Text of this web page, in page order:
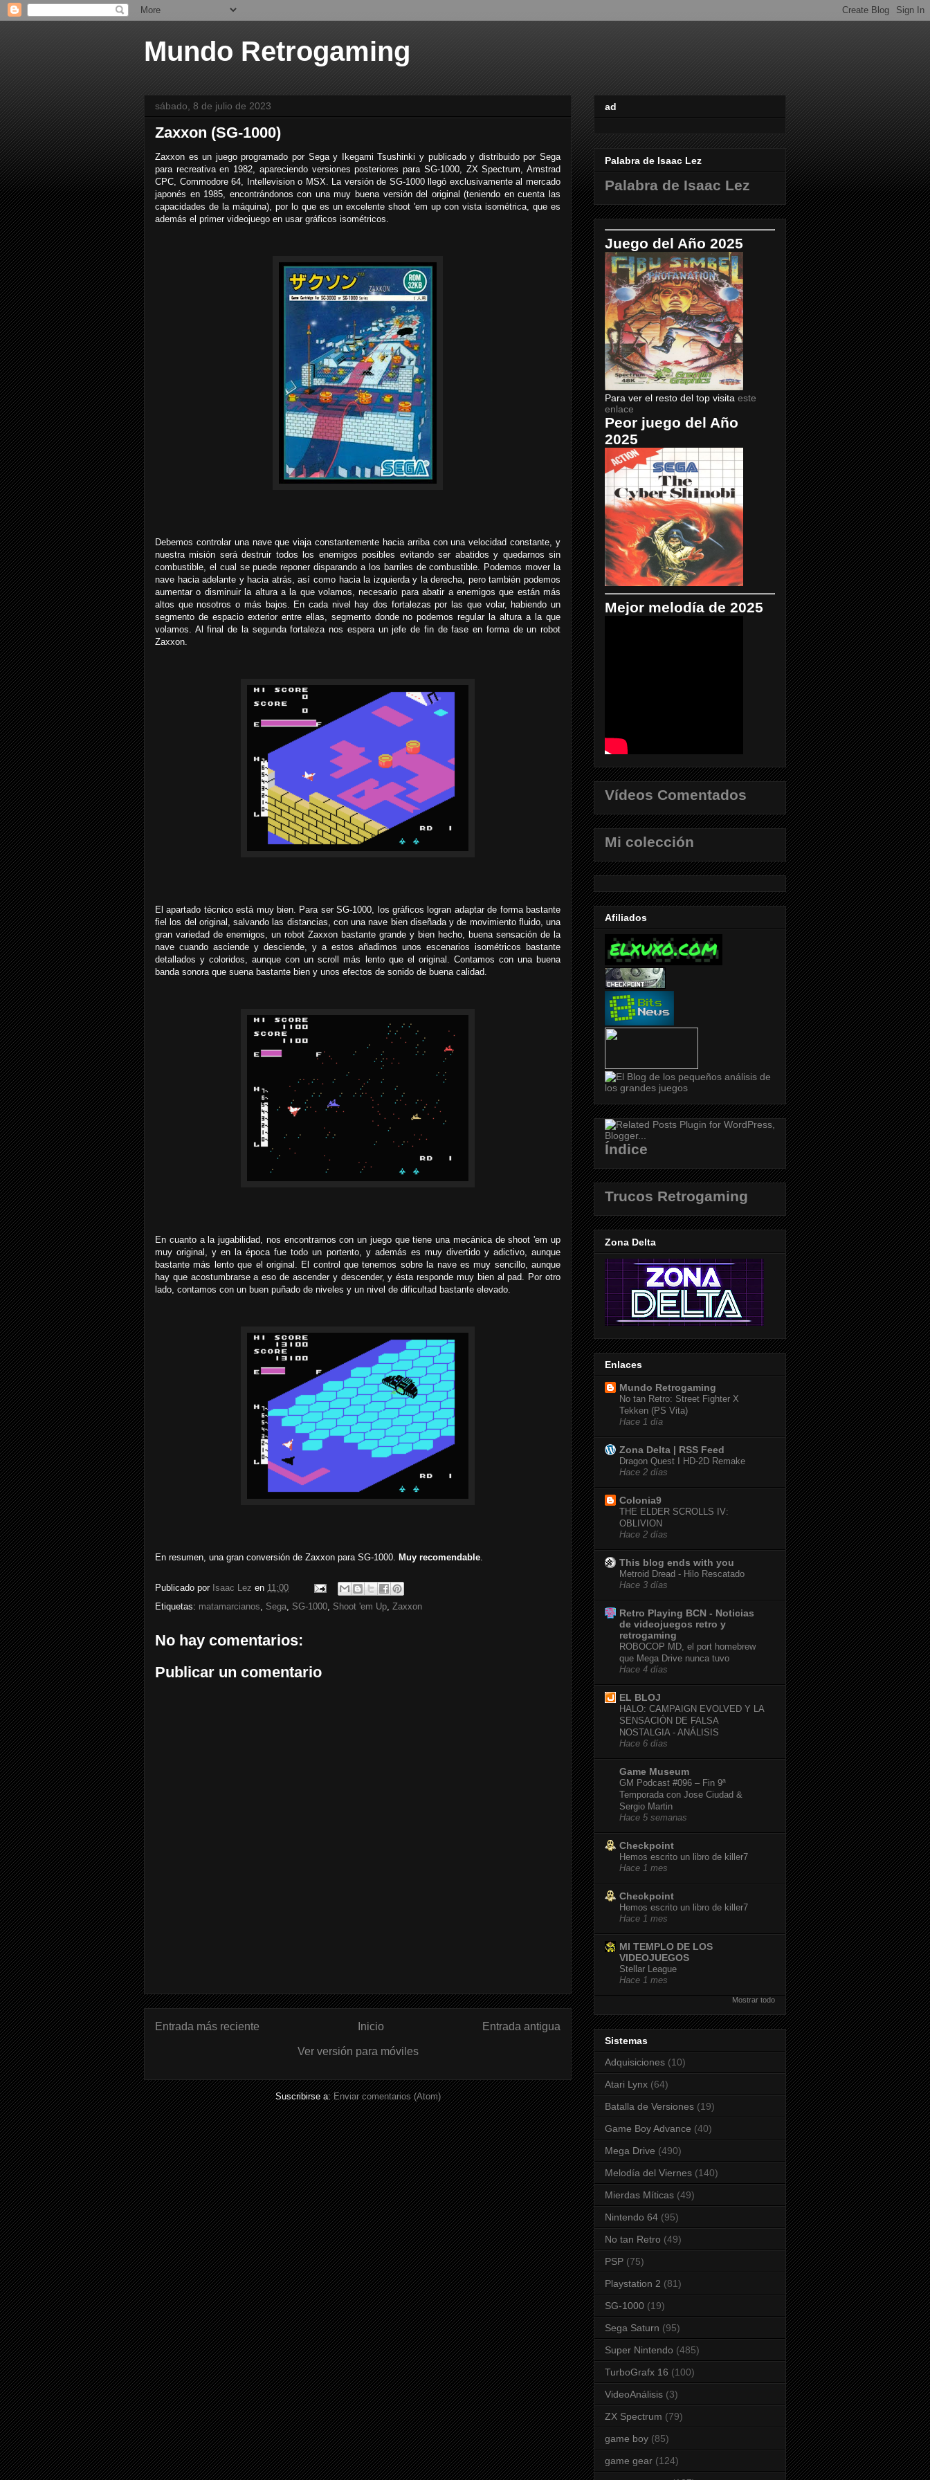
Mundo Retrogaming
sábado, 8 de julio de 2023
Zaxxon (SG-1000)
Zaxxon es un juego programado por Sega y Ikegami Tsushinki y publicado y distribuido por Sega
para recreativa en 1982, apareciendo versiones posteriores para SG-1000, ZX Spectrum, Amstrad
CPC, Commodore 64, Intellevision o MSX. La versión de SG-1000 llegó exclusivamente al mercado
japonés en 1985, encontrándonos con una muy buena versión del original (teniendo en cuenta las
capacidades de la máquina), por lo que es un excelente shoot 'em up con vista isométrica, que es
además el primer videojuego en usar gráficos isométricos.
Debemos controlar una nave que viaja constantemente hacia arriba con una velocidad constante, y
nuestra misión será destruir todos los enemigos posibles evitando ser abatidos y quedarnos sin
combustible, el cual se puede reponer disparando a los barriles de combustible. Podemos mover la
nave hacia adelante y hacia atrás, así como hacia la izquierda y la derecha, pero también podemos
aumentar o disminuir la altura a la que volamos, necesario para abatir a enemigos que están más
altos que nosotros o más bajos. En cada nivel hay dos fortalezas por las que volar, habiendo un
segmento de espacio exterior entre ellas, segmento donde no podemos regular la altura a la que
volamos. Al final de la segunda fortaleza nos espera un jefe de fin de fase en forma de un robot
Zaxxon.
El apartado técnico está muy bien. Para ser SG-1000, los gráficos logran adaptar de forma bastante
fiel los del original, salvando las distancias, con una nave bien diseñada y de movimiento fluido, una
gran variedad de enemigos, un robot Zaxxon bastante grande y bien hecho, buena sensación de la
nave cuando asciende y desciende, y a estos añadimos unos escenarios isométricos bastante
detallados y coloridos, aunque con un scroll más lento que el original. Contamos con una buena
banda sonora que suena bastante bien y unos efectos de sonido de buena calidad.
En cuanto a la jugabilidad, nos encontramos con un juego que tiene una mecánica de shoot 'em up
muy original, y en la época fue todo un portento, y además es muy divertido y adictivo, aunque
bastante más lento que el original. El control que tenemos sobre la nave es muy sencillo, aunque
hay que acostumbrarse a eso de ascender y descender, y ésta responde muy bien al pad. Por otro
lado, contamos con un buen puñado de niveles y un nivel de dificultad bastante elevado.
En resumen, una gran conversión de Zaxxon para SG-1000. Muy recomendable.
Publicado por Isaac Lez en 11:00
Etiquetas: matamarcianos, Sega, SG-1000, Shoot 'em Up, Zaxxon
No hay comentarios:
Publicar un comentario
Entrada más reciente Entrada antigua
Inicio
Ver versión para móviles
Suscribirse a:Enviar comentarios (Atom)
ad
Palabra de Isaac Lez
Palabra de Isaac Lez
Juego del Año 2025
Para ver el resto del top visita este
enlace
Peor juego del Año
2025
Mejor melodía de 2025
Vídeos Comentados
Mi colección
Afiliados
Índice
Trucos Retrogaming
Zona Delta
Enlaces
Mundo Retrogaming
No tan Retro: Street Fighter X
Tekken (PS Vita)
Hace 1 día
Zona Delta | RSS Feed
Dragon Quest I HD-2D Remake
Hace 2 días
Colonia9
THE ELDER SCROLLS IV:
OBLIVION
Hace 2 días
This blog ends with you
Metroid Dread - Hilo Rescatado
Hace 3 días
Retro Playing BCN - Noticias
de videojuegos retro y
retrogaming
ROBOCOP MD, el port homebrew
que Mega Drive nunca tuvo
Hace 4 días
EL BLOJ
HALO: CAMPAIGN EVOLVED Y LA
SENSACIÓN DE FALSA
NOSTALGIA - ANÁLISIS
Hace 6 días
Game Museum
GM Podcast #096 – Fin 9ª
Temporada con Jose Ciudad &
Sergio Martin
Hace 5 semanas
Checkpoint
Hemos escrito un libro de killer7
Hace 1 mes
Checkpoint
Hemos escrito un libro de killer7
Hace 1 mes
MI TEMPLO DE LOS
VIDEOJUEGOS
Stellar League
Hace 1 mes
Mostrar todo
Sistemas
Adquisiciones (10)
Atari Lynx (64)
Batalla de Versiones (19)
Game Boy Advance (40)
Mega Drive (490)
Melodía del Viernes (140)
Mierdas Míticas (49)
Nintendo 64 (95)
No tan Retro (49)
PSP (75)
Playstation 2 (81)
SG-1000 (19)
Sega Saturn (95)
Super Nintendo (485)
TurboGrafx 16 (100)
VideoAnálisis (3)
ZX Spectrum (79)
game boy (85)
game gear (124)